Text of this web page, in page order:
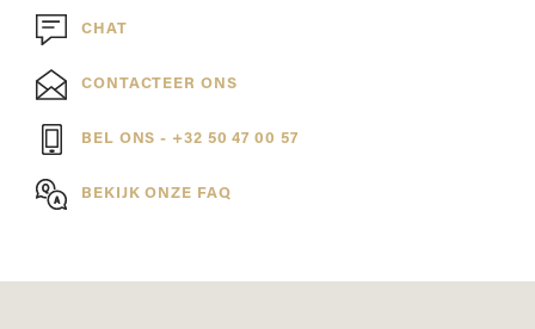
CHAT
CONTACTEER ONS
BEL ONS - +32 50 47 00 57
BEKIJK ONZE FAQ